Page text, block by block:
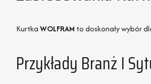
KurtkaWOLFRAM to doskonały wybór
Przykłady Branż I